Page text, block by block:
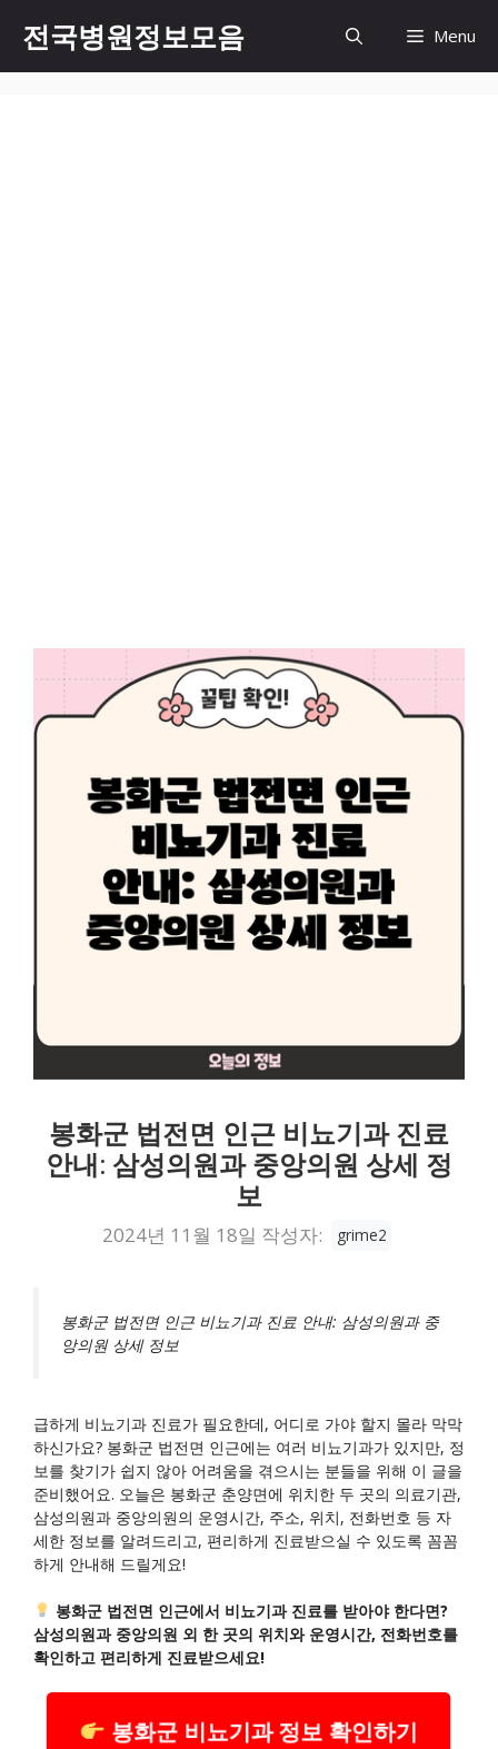
츠
전국병원정보모음 Menu
봉화군 법전면 인근 비뇨기과 진료
안내: 삼성의원과 중앙의원 상세 정
보
2024년 11월 18일 작성자: grime2
봉화군 법전면 인근 비뇨기과 진료 안내: 삼성의원과 중
앙의원 상세 정보
급하게 비뇨기과 진료가 필요한데, 어디로 가야 할지 몰라 막막
하신가요? 봉화군 법전면 인근에는 여러 비뇨기과가 있지만, 정
보를 찾기가 쉽지 않아 어려움을 겪으시는 분들을 위해 이 글을
준비했어요. 오늘은 봉화군 춘양면에 위치한 두 곳의 의료기관,
삼성의원과 중앙의원의 운영시간, 주소, 위치, 전화번호 등 자
세한 정보를 알려드리고, 편리하게 진료받으실 수 있도록 꼼꼼
하게 안내해 드릴게요!
봉화군 법전면 인근에서 비뇨기과 진료를 받아야 한다면?
삼성의원과 중앙의원 외 한 곳의 위치와 운영시간, 전화번호를
확인하고 편리하게 진료받으세요!
봉화군 비뇨기과 정보 확인하기